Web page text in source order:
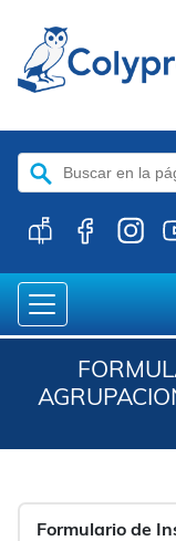
Buscar:
Formulario de